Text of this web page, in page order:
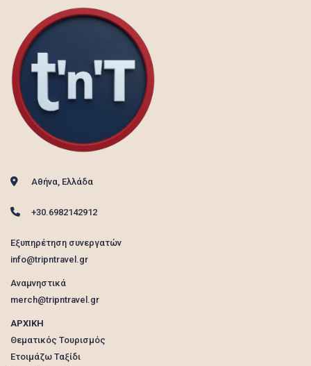
Αθήνα, Ελλάδα
+30.6982142912
Εξυπηρέτηση συνεργατών
info@tripntravel.gr
Αναμνηστικά
merch@tripntravel.gr
ΑΡΧΙΚΗ
Θεματικός Τουρισμός
Ετοιμάζω Ταξίδι